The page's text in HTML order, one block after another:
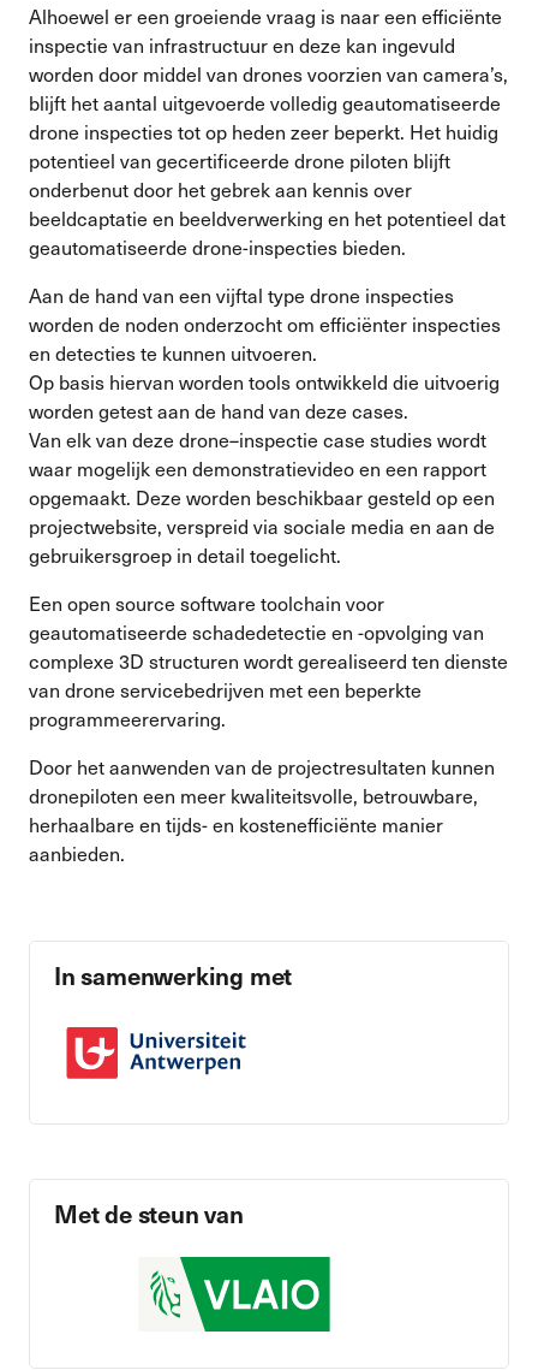
Alhoewel er een groeiende vraag is naar een efficiënte
inspectie van infrastructuur en deze kan ingevuld
worden door middel van drones voorzien van camera’s,
blijft het aantal uitgevoerde volledig geautomatiseerde
drone inspecties tot op heden zeer beperkt. Het huidig
potentieel van gecertificeerde drone piloten blijft
onderbenut door het gebrek aan kennis over
beeldcaptatie en beeldverwerking en het potentieel dat
geautomatiseerde drone-inspecties bieden.
Aan de hand van een vijftal type drone inspecties
worden de noden onderzocht om efficiënter inspecties
en detecties te kunnen uitvoeren.
Op basis hiervan worden tools ontwikkeld die uitvoerig
worden getest aan de hand van deze cases.
Van elk van deze drone–inspectie case studies wordt
waar mogelijk een demonstratievideo en een rapport
opgemaakt. Deze worden beschikbaar gesteld op een
projectwebsite, verspreid via sociale media en aan de
gebruikersgroep in detail toegelicht.
Een open source software toolchain voor
geautomatiseerde schadedetectie en -opvolging van
complexe 3D structuren wordt gerealiseerd ten dienste
van drone servicebedrijven met een beperkte
programmeerervaring.
Door het aanwenden van de projectresultaten kunnen
dronepiloten een meer kwaliteitsvolle, betrouwbare,
herhaalbare en tijds- en kostenefficiënte manier
aanbieden.
In samenwerking met
Met de steun van